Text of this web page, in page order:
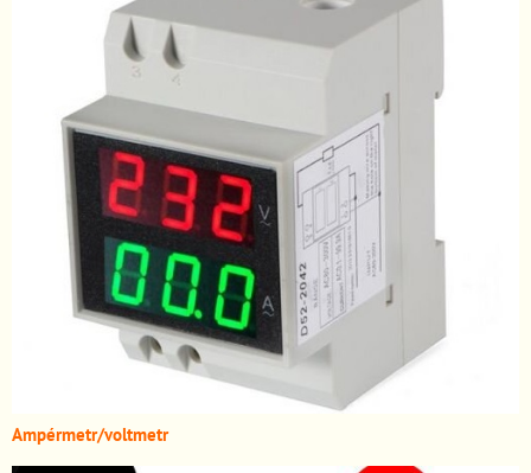
Ampérmetr/voltmetr